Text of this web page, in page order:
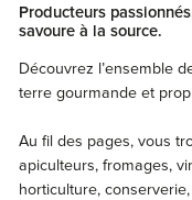
Producteurs
savoure à la source.
Découvrez l’ensemble
terre gourmande et
Au fil des pages, vous
apiculteurs, fromages,
horticulture,